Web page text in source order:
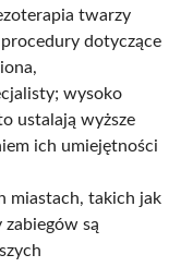
twarzy
dotyczące
wysoko
ustalają wyższe
ich umiejętności
miastach, takich jak
zabiegów są